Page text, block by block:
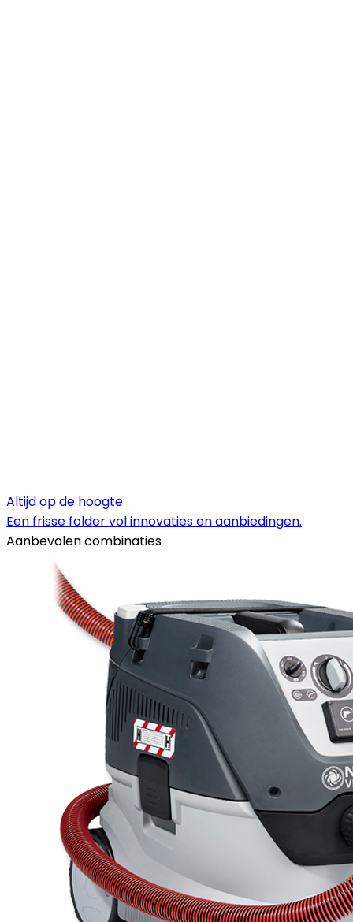
Altijd op de hoogte
Een frisse folder vol innovaties en aanbiedingen.
Aanbevolen combinaties